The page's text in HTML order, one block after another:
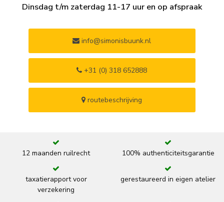
Dinsdag t/m zaterdag 11-17 uur en op afspraak
info@simonisbuunk.nl
+31 (0) 318 652888
routebeschrijving
12 maanden ruilrecht 100% authenticiteitsgarantie
taxatierapport voor
verzekering
gerestaureerd in eigen atelier